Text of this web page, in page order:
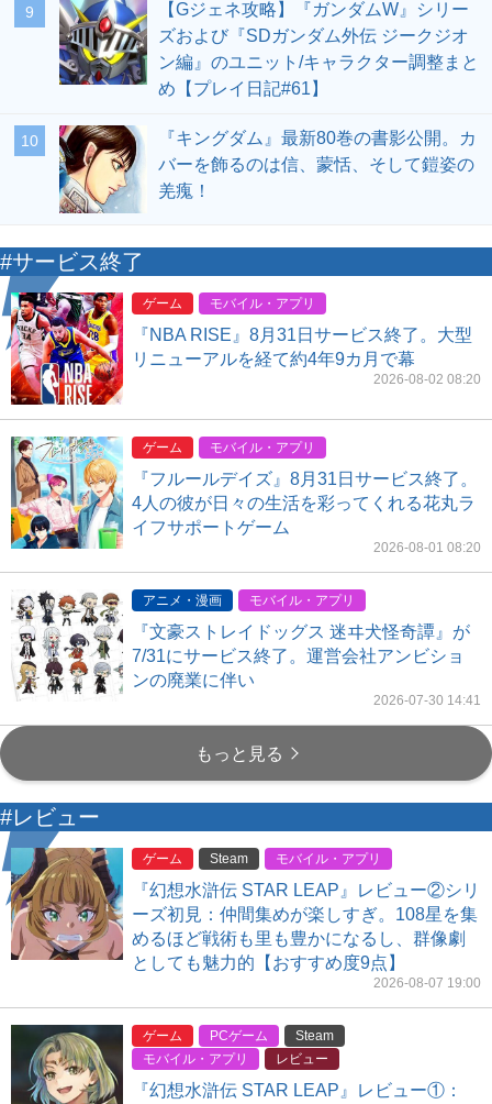
9
【Gジェネ攻略】『ガンダムW』シリー
ズおよび『SDガンダム外伝 ジークジオ
ン編』のユニット/キャラクター調整まと
め【プレイ日記#61】
10
『キングダム』最新80巻の書影公開。カ
バーを飾るのは信、蒙恬、そして鎧姿の
羌瘣！
#サービス終了
ゲーム モバイル・アプリ
『NBA RISE』8月31日サービス終了。大型
リニューアルを経て約4年9カ月で幕
2026-08-02 08:20
ゲーム モバイル・アプリ
『フルールデイズ』8月31日サービス終了。
4人の彼が日々の生活を彩ってくれる花丸ラ
イフサポートゲーム
2026-08-01 08:20
アニメ・漫画 モバイル・アプリ
『文豪ストレイドッグス 迷ヰ犬怪奇譚』が
7/31にサービス終了。運営会社アンビショ
ンの廃業に伴い
2026-07-30 14:41
もっと見る
#レビュー
ゲーム Steam モバイル・アプリ
『幻想水滸伝 STAR LEAP』レビュー②シリ
ーズ初見：仲間集めが楽しすぎ。108星を集
めるほど戦術も里も豊かになるし、群像劇
としても魅力的【おすすめ度9点】
2026-08-07 19:00
ゲーム PCゲーム
Steam
モバイル・アプリ
レビュー
『幻想水滸伝 STAR LEAP』レビュー①：